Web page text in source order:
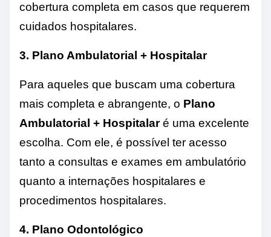
cobertura completa em casos que requerem
cuidados hospitalares.
3. Plano Ambulatorial + Hospitalar
Para aqueles que buscam uma cobertura
mais completa e abrangente, o Plano
Ambulatorial + Hospitalaré uma excelente
escolha. Com ele, é possível ter acesso
tanto a consultas e exames em ambulatório
quanto a internações hospitalares e
procedimentos hospitalares.
4. Plano Odontológico